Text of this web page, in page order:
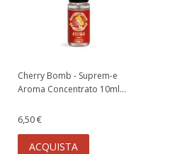
Cherry Bomb - Suprem-e
Aroma Concentrato 10ml...
6,50 €
ACQUISTA